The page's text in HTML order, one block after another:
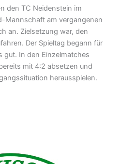
den TC Neidenstein im
Mannschaft am vergangenen
an. Zielsetzung war, den
Der Spieltag begann für
gut. In den Einzelmatches
mit 4:2 absetzen und
herausspielen.